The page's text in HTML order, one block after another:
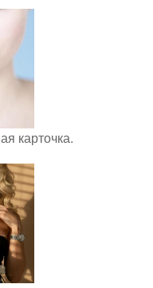
карточка.